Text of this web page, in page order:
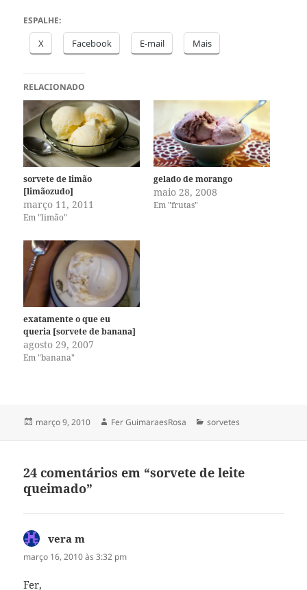
ESPALHE:
X Facebook E-mail Mais
RELACIONADO
sorvete de limão
[limãozudo]
março 11, 2011
Em "limão"
gelado de morango
maio 28, 2008
Em "frutas"
exatamente o que eu
queria [sorvete de banana]
agosto 29, 2007
Em "banana"
Publicado
março 9, 2010 Autor
Fer GuimaraesRosa Categorias
sorvetes
24 comentários em “sorvete de leite
queimado”
vera m
março 16, 2010 às 3:32 pm
Fer,